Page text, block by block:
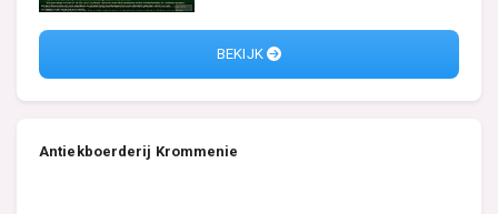
BEKIJK
Antiekboerderij Krommenie